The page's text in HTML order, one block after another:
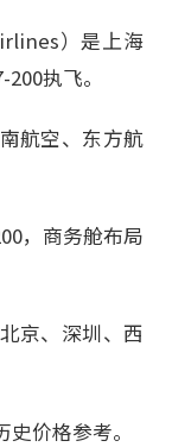
）是上海
执飞。
航空、东方航
，商务舱布局
京、深圳、西
价格参考。